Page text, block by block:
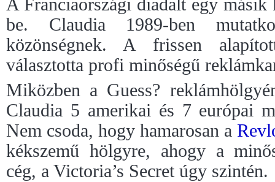
A Franciaországi diadalt egy
be. Claudia 1989-ben
közönségnek. A frissen
választotta profi minőségű
Miközben a Guess?
Claudia 5 amerikai és 7 európai
Nem csoda, hogy hamarosan a
kékszemű hölgyre, ahogy a
cég, a Victoria’s Secret úgy szintén.